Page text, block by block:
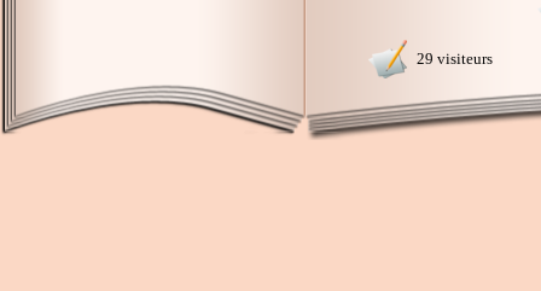
29 visiteurs